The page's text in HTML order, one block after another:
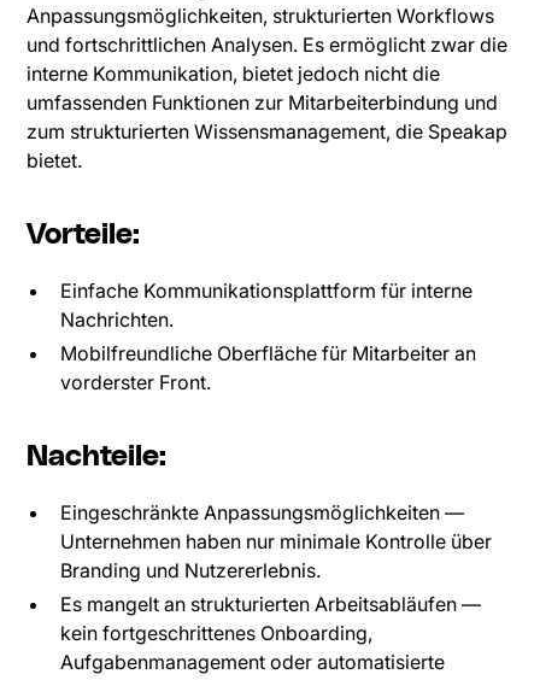
Anpassungsmöglichkeiten, strukturierten Workflows
und fortschrittlichen Analysen. Es ermöglicht zwar die
interne Kommunikation, bietet jedoch nicht die
umfassenden Funktionen zur Mitarbeiterbindung und
zum strukturierten Wissensmanagement, die Speakap
bietet.
Vorteile:
Einfache Kommunikationsplattform für interne
Nachrichten.
Mobilfreundliche Oberfläche für Mitarbeiter an
vorderster Front.
Nachteile:
Eingeschränkte Anpassungsmöglichkeiten —
Unternehmen haben nur minimale Kontrolle über
Branding und Nutzererlebnis.
Es mangelt an strukturierten Arbeitsabläufen —
kein fortgeschrittenes Onboarding,
Aufgabenmanagement oder automatisierte